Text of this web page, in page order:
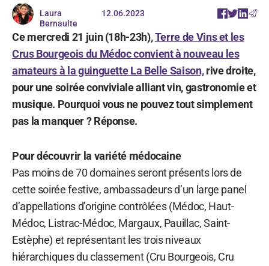
Laura
Bernaulte
12.06.2023
Ce mercredi 21 juin (18h-23h),Terre de Vins et les
Crus Bourgeois du Médoc convient à nouveau les
amateurs à la guinguette La Belle Saison,rive droite,
pour une soirée conviviale alliant vin, gastronomie et
musique. Pourquoi vous ne pouvez tout simplement
pas la manquer ? Réponse.
Pour découvrir la variété médocaine
Pas moins de 70 domaines seront présents lors de
cette soirée festive, ambassadeurs d’un large panel
d’appellations d’origine contrôlées (Médoc, Haut-
Médoc, Listrac-Médoc, Margaux, Pauillac, Saint-
Estèphe) et représentant les trois niveaux
hiérarchiques du classement (Cru Bourgeois, Cru